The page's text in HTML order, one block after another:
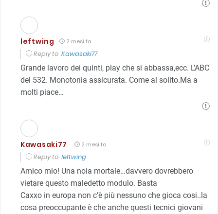
leftwing 2 mesi fa
Reply to Kawasaki77
Grande lavoro dei quinti, play che si abbassa,ecc. L’ABC
del 532. Monotonia assicurata. Come al solito.Ma a
molti piace…
Kawasaki77 2 mesi fa
Reply to leftwing
Amico mio! Una noia mortale…davvero dovrebbero
vietare questo maledetto modulo. Basta
Caxxo in europa non c’è più nessuno che gioca cosi..la
cosa preoccupante è che anche questi tecnici giovani